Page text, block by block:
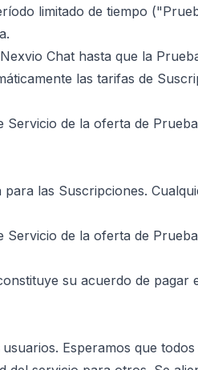
limitado de tiempo
Chat hasta que la
las tarifas de
de la oferta de
las Suscripciones.
de la oferta de
su acuerdo de pagar
Esperamos que